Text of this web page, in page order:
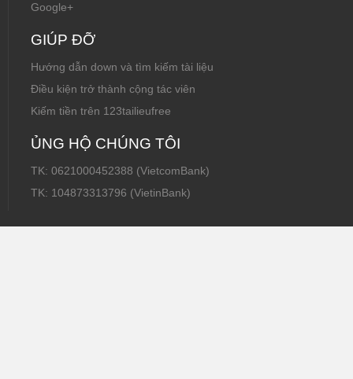
Google+
GIÚP ĐỠ
Hướng dẫn down và tìm kiếm tài liệu
Điều kiện trở thành cộng tác viên
Kiếm tiền trên 123tailieufree
ỦNG HỘ CHÚNG TÔI
TK: 0621000452388 (VietcomBank)
TK: 104873313796 (VietinBank)